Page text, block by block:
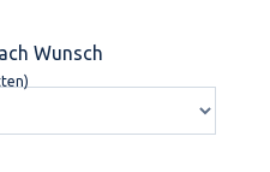
Wunsch